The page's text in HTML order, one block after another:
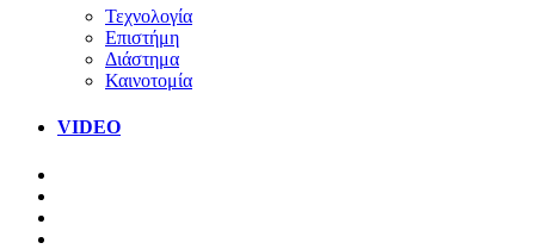
Τεχνολογία
Επιστήμη
Διάστημα
Καινοτομία
VIDEO